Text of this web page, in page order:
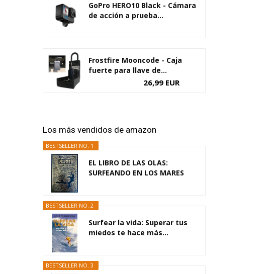
GoPro HERO10 Black - Cámara
de acción a prueba...
Frostfire Mooncode - Caja
fuerte para llave de...
26,99 EUR
Los más vendidos de amazon
BESTSELLER NO. 1
EL LIBRO DE LAS OLAS:
SURFEANDO EN LOS MARES
BESTSELLER NO. 2
Surfear la vida: Superar tus
miedos te hace más...
BESTSELLER NO. 3